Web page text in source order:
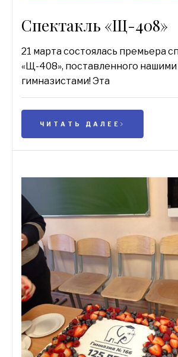
Cпектакль «Щ-408»
21 марта состоялась премьера
«Щ-408», поставленного нашими
гимназистами! Эта
ЧИТАТЬ ДАЛЕЕ